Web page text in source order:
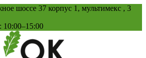
шоссе 37 корпус 1, мультимекс , 3
10:00–15:00